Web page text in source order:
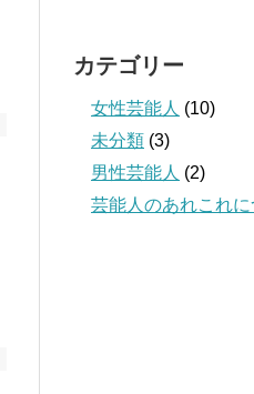
カテゴリー
女性芸能人 (10)
未分類 (3)
男性芸能人 (2)
芸能人のあれこれに